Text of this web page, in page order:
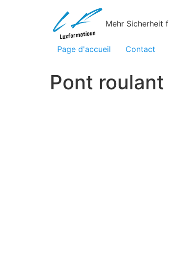
Mehr Sicherheit
Page d'accueil Contact
Pont